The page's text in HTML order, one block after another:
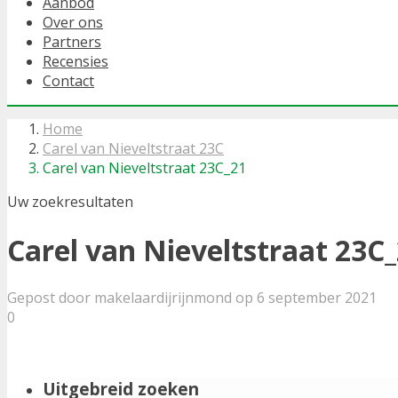
Over ons
Partners
Recensies
Contact
Home
Carel van Nieveltstraat 23C
Carel van Nieveltstraat 23C_21
Uw zoekresultaten
Carel van Nieveltstraat
Gepost door makelaardijrijnmond op 6 september 2021
0
Uitgebreid zoeken